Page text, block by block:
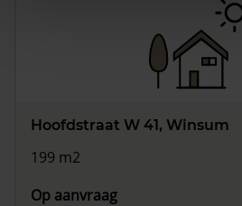
Hoofdstraat W 41, Winsum
199 m2
Op aanvraag